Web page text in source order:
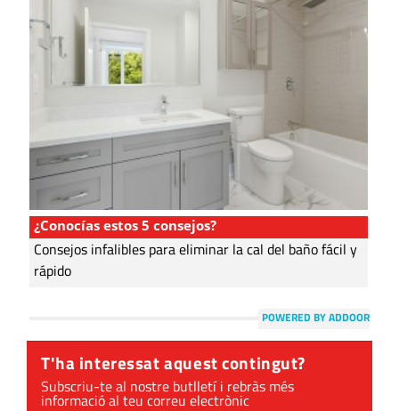
¿Conocías estos 5 consejos?
Consejos infalibles para eliminar la cal del baño fácil y
rápido
POWERED BY ADDOOR
T'ha interessat aquest contingut?
Subscriu-te al nostre butlletí i rebràs més
informació al teu correu electrònic